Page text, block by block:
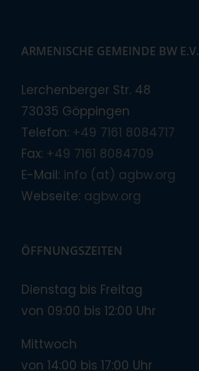
ARMENISCHE GEMEINDE BW E.V.
Lerchenberger Str. 48
73035 Göppingen
Telefon: +49 7161 8084717
Fax: +49 7161 8084709
E-Mail: info (at) agbw.org
Webseite: agbw.org
ÖFFNUNGSZEITEN
Dienstag bis Freitag
von 09:00 bis 12:00 Uhr
Mittwoch
von 14:00 bis 17:00 Uhr